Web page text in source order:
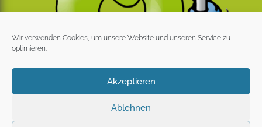
Wir verwenden Cookies, um unsere Website und unseren Service zu
optimieren.
Akzeptieren
Ablehnen